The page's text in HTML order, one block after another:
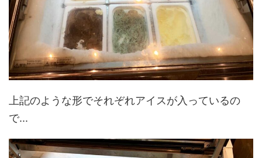
上記のような形でそれぞれアイスが入っているの
で...